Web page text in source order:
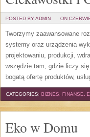
POSTED BY ADMIN ON
Tworzymy zaawansowane
systemy oraz urządzenia
projektowaniu, produkcji,
wszędzie tam, gdzie liczy
bogatą ofertę produktów,
CATEGORIES: BIZNES, FINANSE,
Eko w Domu